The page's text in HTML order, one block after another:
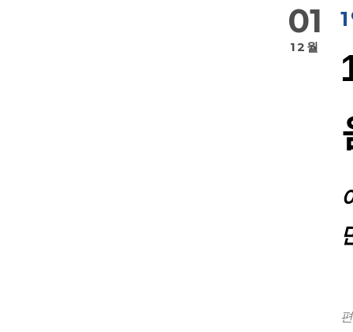
01
12월